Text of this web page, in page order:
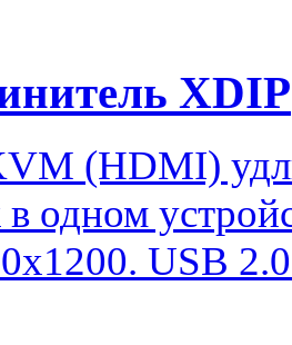
XDIP
(HDMI)
в одном
USB